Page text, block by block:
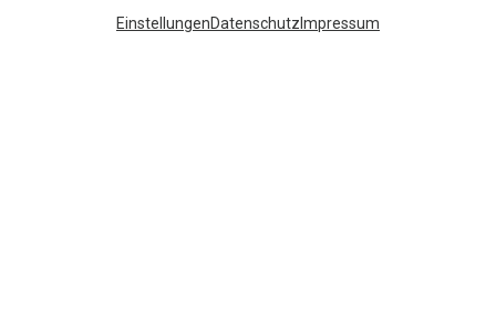
EinstellungenDatenschutz Impressum